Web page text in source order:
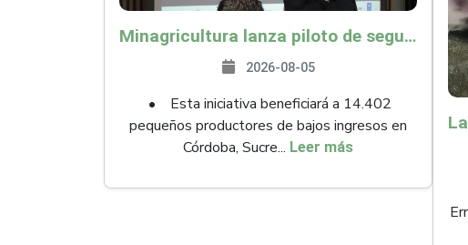
Minagricultura lanza piloto de seguro agropecuario por $9.625 millones para proteger a más de 14.000 pequeños productores contra riesgos del Fenómeno de El Niño
2026-08-05
• Esta iniciativa beneficiará a 14.402
pequeños productores de bajos ingresos en
Córdoba, Sucre... Leer más